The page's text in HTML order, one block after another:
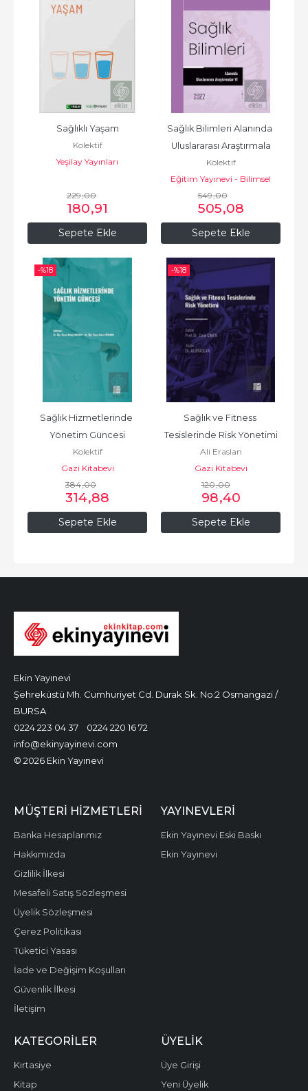
Sepete Ekle
Sağlıklı Yaşam
Kolektif
Yeşilay Yayınları
229,00
180,91
Sepete Ekle
Sağlık Bilimleri Alanında
Uluslararası Araştırmala
Kolektif
Eğitim Yayınevi - Bilimsel
Eserler
549,00
505,08
-%18
Sepete Ekle
Sağlık Hizmetlerinde
Yönetim Güncesi
Kolektif
Gazi Kitabevi
384,00
314,88
-%18
Sepete Ekle
Sağlık ve Fitness
Tesislerinde Risk Yönetimi
Ali Eraslan
Gazi Kitabevi
120,00
98,40
Ekin Yayınevi
Şehreküstü Mh. Cumhuriyet Cd. Durak Sk. No:2 Osmangazi /
BURSA
0224 223 04 37
0224 220 16 72
info@ekinyayinevi.com
© 2026 Ekin Yayınevi
MÜŞTERI HIZMETLERI
Banka Hesaplarımız
Hakkımızda
Gizlilik İlkesi
Mesafeli Satış Sözleşmesi
Üyelik Sözleşmesi
Çerez Politikası
Tüketici Yasası
İade ve Değişim Koşulları
Güvenlik İlkesi
İletişim
YAYINEVLERI
Ekin Yayınevi Eski Baskı
Ekin Yayınevi
KATEGORILER
Kırtasiye
Kitap
ÜYELIK
Üye Girişi
Yeni Üyelik